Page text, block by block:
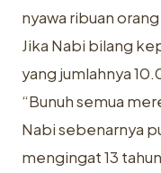
nyawa ribuan
Jika Nabi bilang
yang jumlahnya
“Bunuh semua
Nabi sebenarnya
mengingat 13